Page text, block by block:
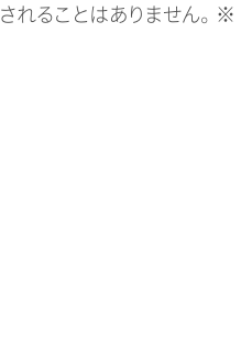
れることはありません。 ※